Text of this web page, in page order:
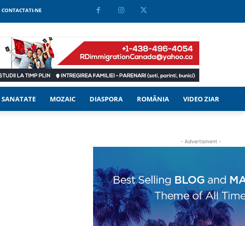
CONTACTATI-NE
SANATATE MOZAIC DIASPORA ROMÂNIA VIDEO ZIAR
- Advertisment -